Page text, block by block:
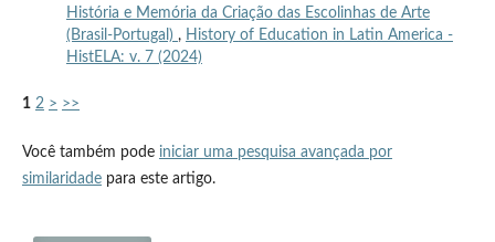
História e Memória da Criação das Escolinhas de Arte
(Brasil-Portugal) , History of Education in Latin America -
HistELA: v. 7 (2024)
1 2 > >>
Você também pode iniciar uma pesquisa avançada por
similaridadepara este artigo.